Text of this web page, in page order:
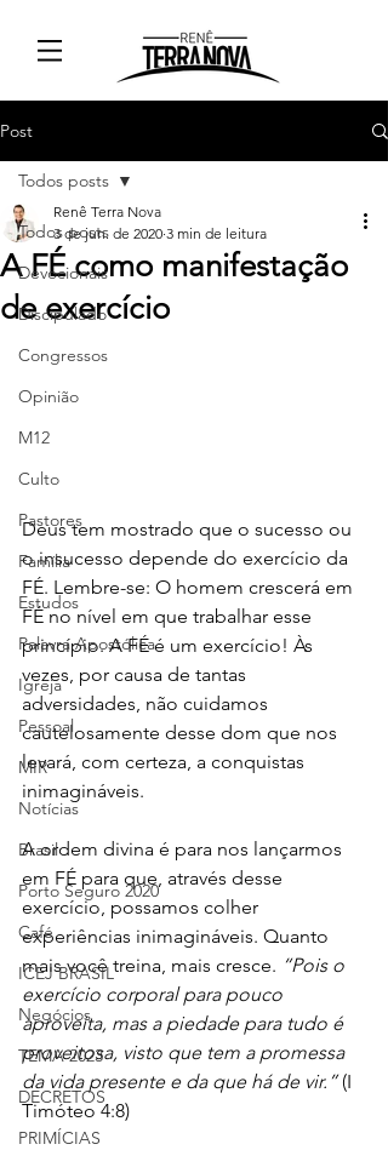
Post
Todos posts
Devocionais
Discipulado
Congressos
Opinião
M12
Culto
Pastores
Família
Estudos
Palavra Apostólica
Igreja
Pessoal
MIR
Notícias
Brasil
Porto Seguro 2020
Café
ICEJ BRASIL
Negócios
TEMA 2023
DECRETOS
PRIMÍCIAS
Todos posts
A FÉ como manifestação
de exercício
Renê Terra Nova
3 de jun. de 2020 3 min de leitura
Deus tem mostrado que o sucesso ou
o insucesso depende do exercício da
FÉ. Lembre-se: O homem crescerá em
FÉ no nível em que trabalhar esse
princípio. A FÉ é um exercício! Às
vezes, por causa de tantas
adversidades, não cuidamos
cautelosamente desse dom que nos
levará, com certeza, a conquistas
inimagináveis.
A ordem divina é para nos lançarmos
em FÉ para que, através desse
exercício, possamos colher
experiências inimagináveis. Quanto
mais você treina, mais cresce. “Pois o
exercício corporal para pouco
aproveita, mas a piedade para tudo é
proveitosa, visto que tem a promessa
da vida presente e da que há de vir.” (I
Timóteo 4:8)